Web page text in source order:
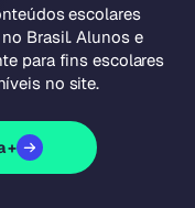
escolares
Brasil. Alunos e
para fins escolares
no site.
+